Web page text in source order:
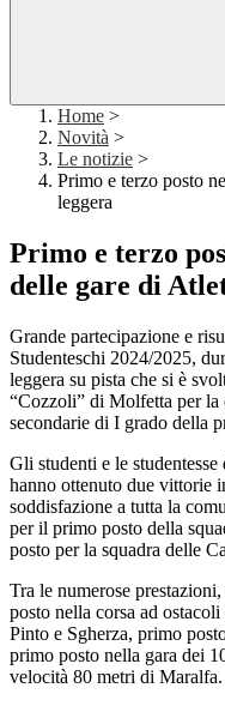
Home >
Novità >
Le notizie >
Primo e terzo posto
leggera
Primo e terzo
delle gare di
Grande partecipazione e
Studenteschi 2024/2025,
leggera su pista che si è
“Cozzoli” di Molfetta per la
secondarie di I grado della
Gli studenti e le
hanno ottenuto due vittorie
soddisfazione a tutta la
per il primo posto della
posto per la squadra delle
Tra le numerose
posto nella corsa ad
Pinto e Sgherza, primo
primo posto nella gara dei
velocità 80 metri di Maralfa.